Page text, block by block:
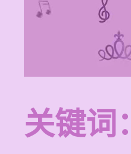
关键词：